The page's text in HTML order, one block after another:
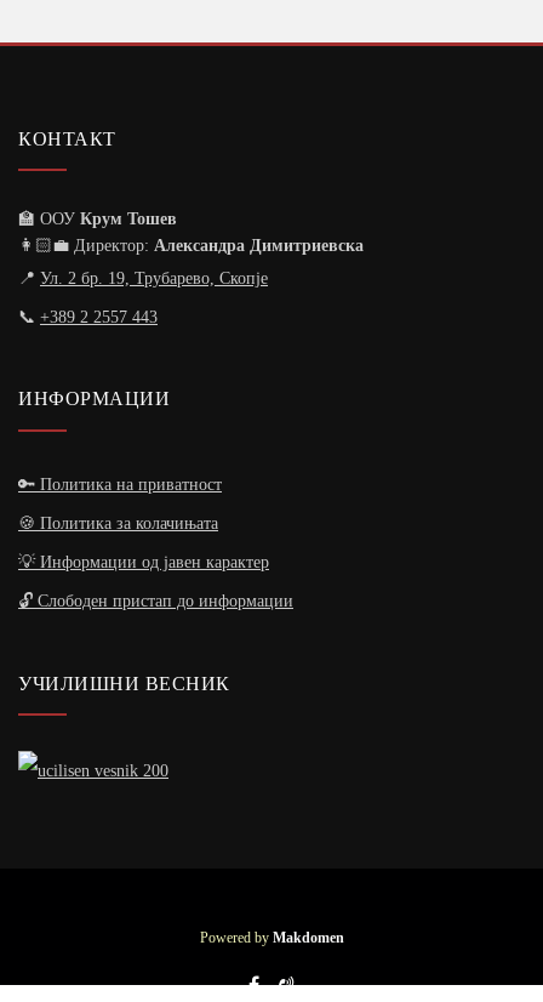
КОНТАКТ
🏫 ООУ Крум Тошев
👩🏻‍💼 Директор: Александра Димитриевска
📍 Ул. 2 бр. 19, Трубарево, Скопје
📞 +389 2 2557 443
ИНФОРМАЦИИ
🔑 Политика на приватност
🍪 Политика за колачињата
💡 Информации од јавен карактер
🔓 Слободен пристап до информации
УЧИЛИШНИ ВЕСНИК
Powered by Makdomen